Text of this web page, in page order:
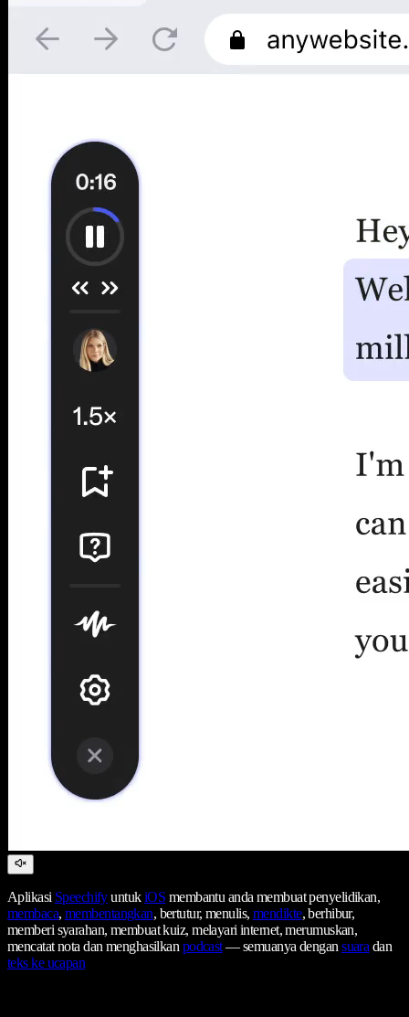
Aplikasi SpeechifyuntukiOS membantu anda membuat penyelidikan,
membaca, membentangkan, bertutur, menulis, mendikte, berhibur,
memberi syarahan, membuat kuiz, melayari internet, merumuskan,
mencatat nota dan menghasilkanpodcast— semuanya dengansuaradan
teks ke ucapan